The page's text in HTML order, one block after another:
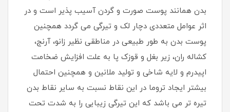
بدن همانند پوست صورت و گردن آسیب پذیر است و در
اثر عوامل متعددی دچار لک و تیرگی می گردد همچنین
پوست بدن به طور طبیعی در مناطقی نظیر زانو، آرنج،
کشاله ران، زیر بغل و قوزک پا به علت افزایش ضخامت
اپیدرم و لایه شاخی و تولید ملانین و همچنین احتمال
بیشتر ایجاد تروما در این نقاط نسبت به سایر نقاط بدن
تیره تر می باشد که این تیرگی زیبایی را به شدت تحت